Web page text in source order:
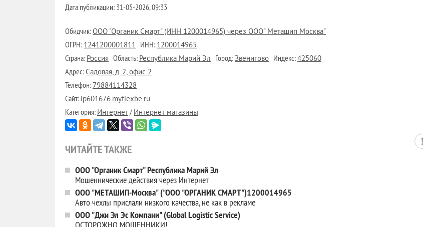
Дата публикации: 31-05-2026, 09:33
Обидчик:ООО "Органик Смарт" (ИНН 1200014965) через ООО" Меташип Москва"
ОГРН:1241200001811 ИНН:1200014965
Страна:Россия Область:Республика Марий Эл Город:Звенигово Индекс:425060
Адрес:Садовая, д. 2, офис 2
Телефон:79884114328
Сайт:lp601676.myflexbe.ru
Категория:Интернет/Интернет магазины
ЧИТАЙТЕ ТАКЖЕ
ООО "Органик Смарт" Республика Марий Эл
Мошеннические действия через Интернет
ООО "МЕТАШИП-Москва" ("ООО "ОРГАНИК СМАРТ")1200014965
Авто чехлы прислали низкого качества, не как в рекламе
ООО "Джи Эл Эс Компани" (Global Logistic Service)